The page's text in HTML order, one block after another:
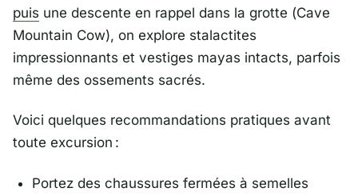
puis une descente en rappel dans la grotte (Cave
Mountain Cow), on explore stalactites
impressionnants et vestiges mayas intacts, parfois
même des ossements sacrés.
Voici quelques recommandations pratiques avant
toute excursion :
Portez des chaussures fermées à semelles